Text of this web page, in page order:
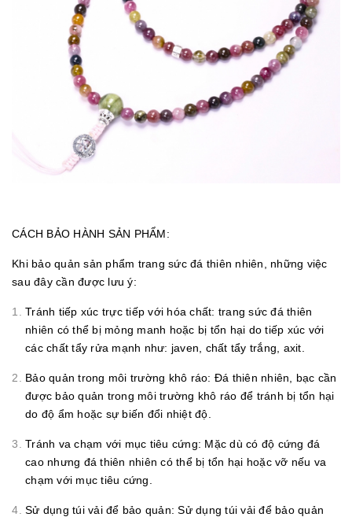
CÁCH BẢO HÀNH SẢN PHẨM:
Khi bảo quản sản phẩm trang sức đá thiên nhiên, những việc
sau đây cần được lưu ý:
Tránh tiếp xúc trực tiếp với hóa chất: trang sức đá thiên
nhiên có thể bị mỏng manh hoặc bị tổn hại do tiếp xúc với
các chất tẩy rửa mạnh như: javen, chất tẩy trắng, axit.
Bảo quản trong môi trường khô ráo: Đá thiên nhiên, bạc cần
được bảo quản trong môi trường khô ráo để tránh bị tổn hại
do độ ẩm hoặc sự biến đổi nhiệt độ.
Tránh va chạm với mục tiêu cứng: Mặc dù có độ cứng đá
cao nhưng đá thiên nhiên có thể bị tổn hại hoặc vỡ nếu va
chạm với mục tiêu cứng.
Sử dụng túi vải để bảo quản: Sử dụng túi vải để bảo quản